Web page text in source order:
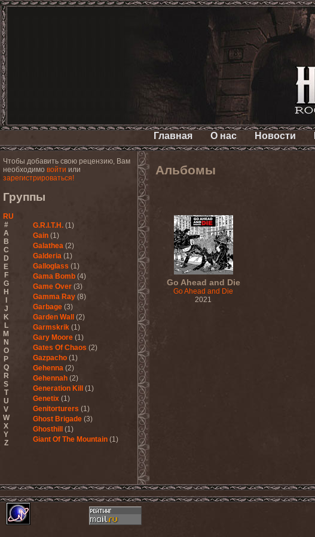
Главная О нас Новости
Чтобы добавить свою рецензию, Вам
необходимо войти или
зарегистрироваться!
Группы
RU
#
A
B
C
D
E
F
G
H
J
K
L
M
N
O
P
Q
R
S
T
U
V
W
X
Y
Z
G.R.I.T.H. (1)
Gain (1)
Galathea (2)
Galderia (1)
Galloglass (1)
Gama Bomb (4)
Game Over (3)
Gamma Ray (8)
Garbage (3)
Garden Wall
(2)
Garmskrik (1)
Gary Moore (1)
Gates Of Chaos (2)
Gazpacho (1)
Gehenna (2)
Gehennah (2)
Generation Kill
(1)
Genetix (1)
Genitorturers (1)
Ghost Brigade (3)
Ghosthill
(1)
Giant Of The Mountain (1)
Glenn Hughes (2)
Glittertind (2)
(1)
Альбомы
Go Ahead and Die
Go Ahead and Die
2021